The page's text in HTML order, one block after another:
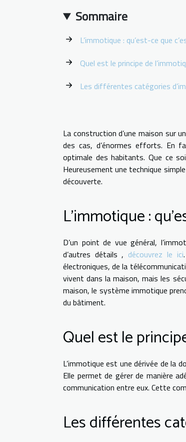
Sommaire
L’immotique : qu’est-ce que
Quel est le principe de
Les différentes catégories
La construction d’une maison sur
des cas, d’énormes efforts. En
optimale des habitants. Que ce
Heureusement une technique
découverte.
L’immotique :
D’un point de vue général,
d’autres détails , découvrez le ici
électroniques, de la
vivent dans la maison, mais les
maison, le système immotique
du bâtiment.
Quel est le
L’immotique est une dérivée de la
Elle permet de gérer de manière
communication entre eux. Cette
Les différentes